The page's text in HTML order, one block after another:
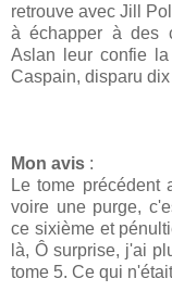
retrouve avec Jill
à échapper à des
Aslan leur confie
Caspain, disparu
Mon avis :
Le tome précédent
voire une purge,
ce sixième et
là, Ô surprise, j'ai
tome 5. Ce qui